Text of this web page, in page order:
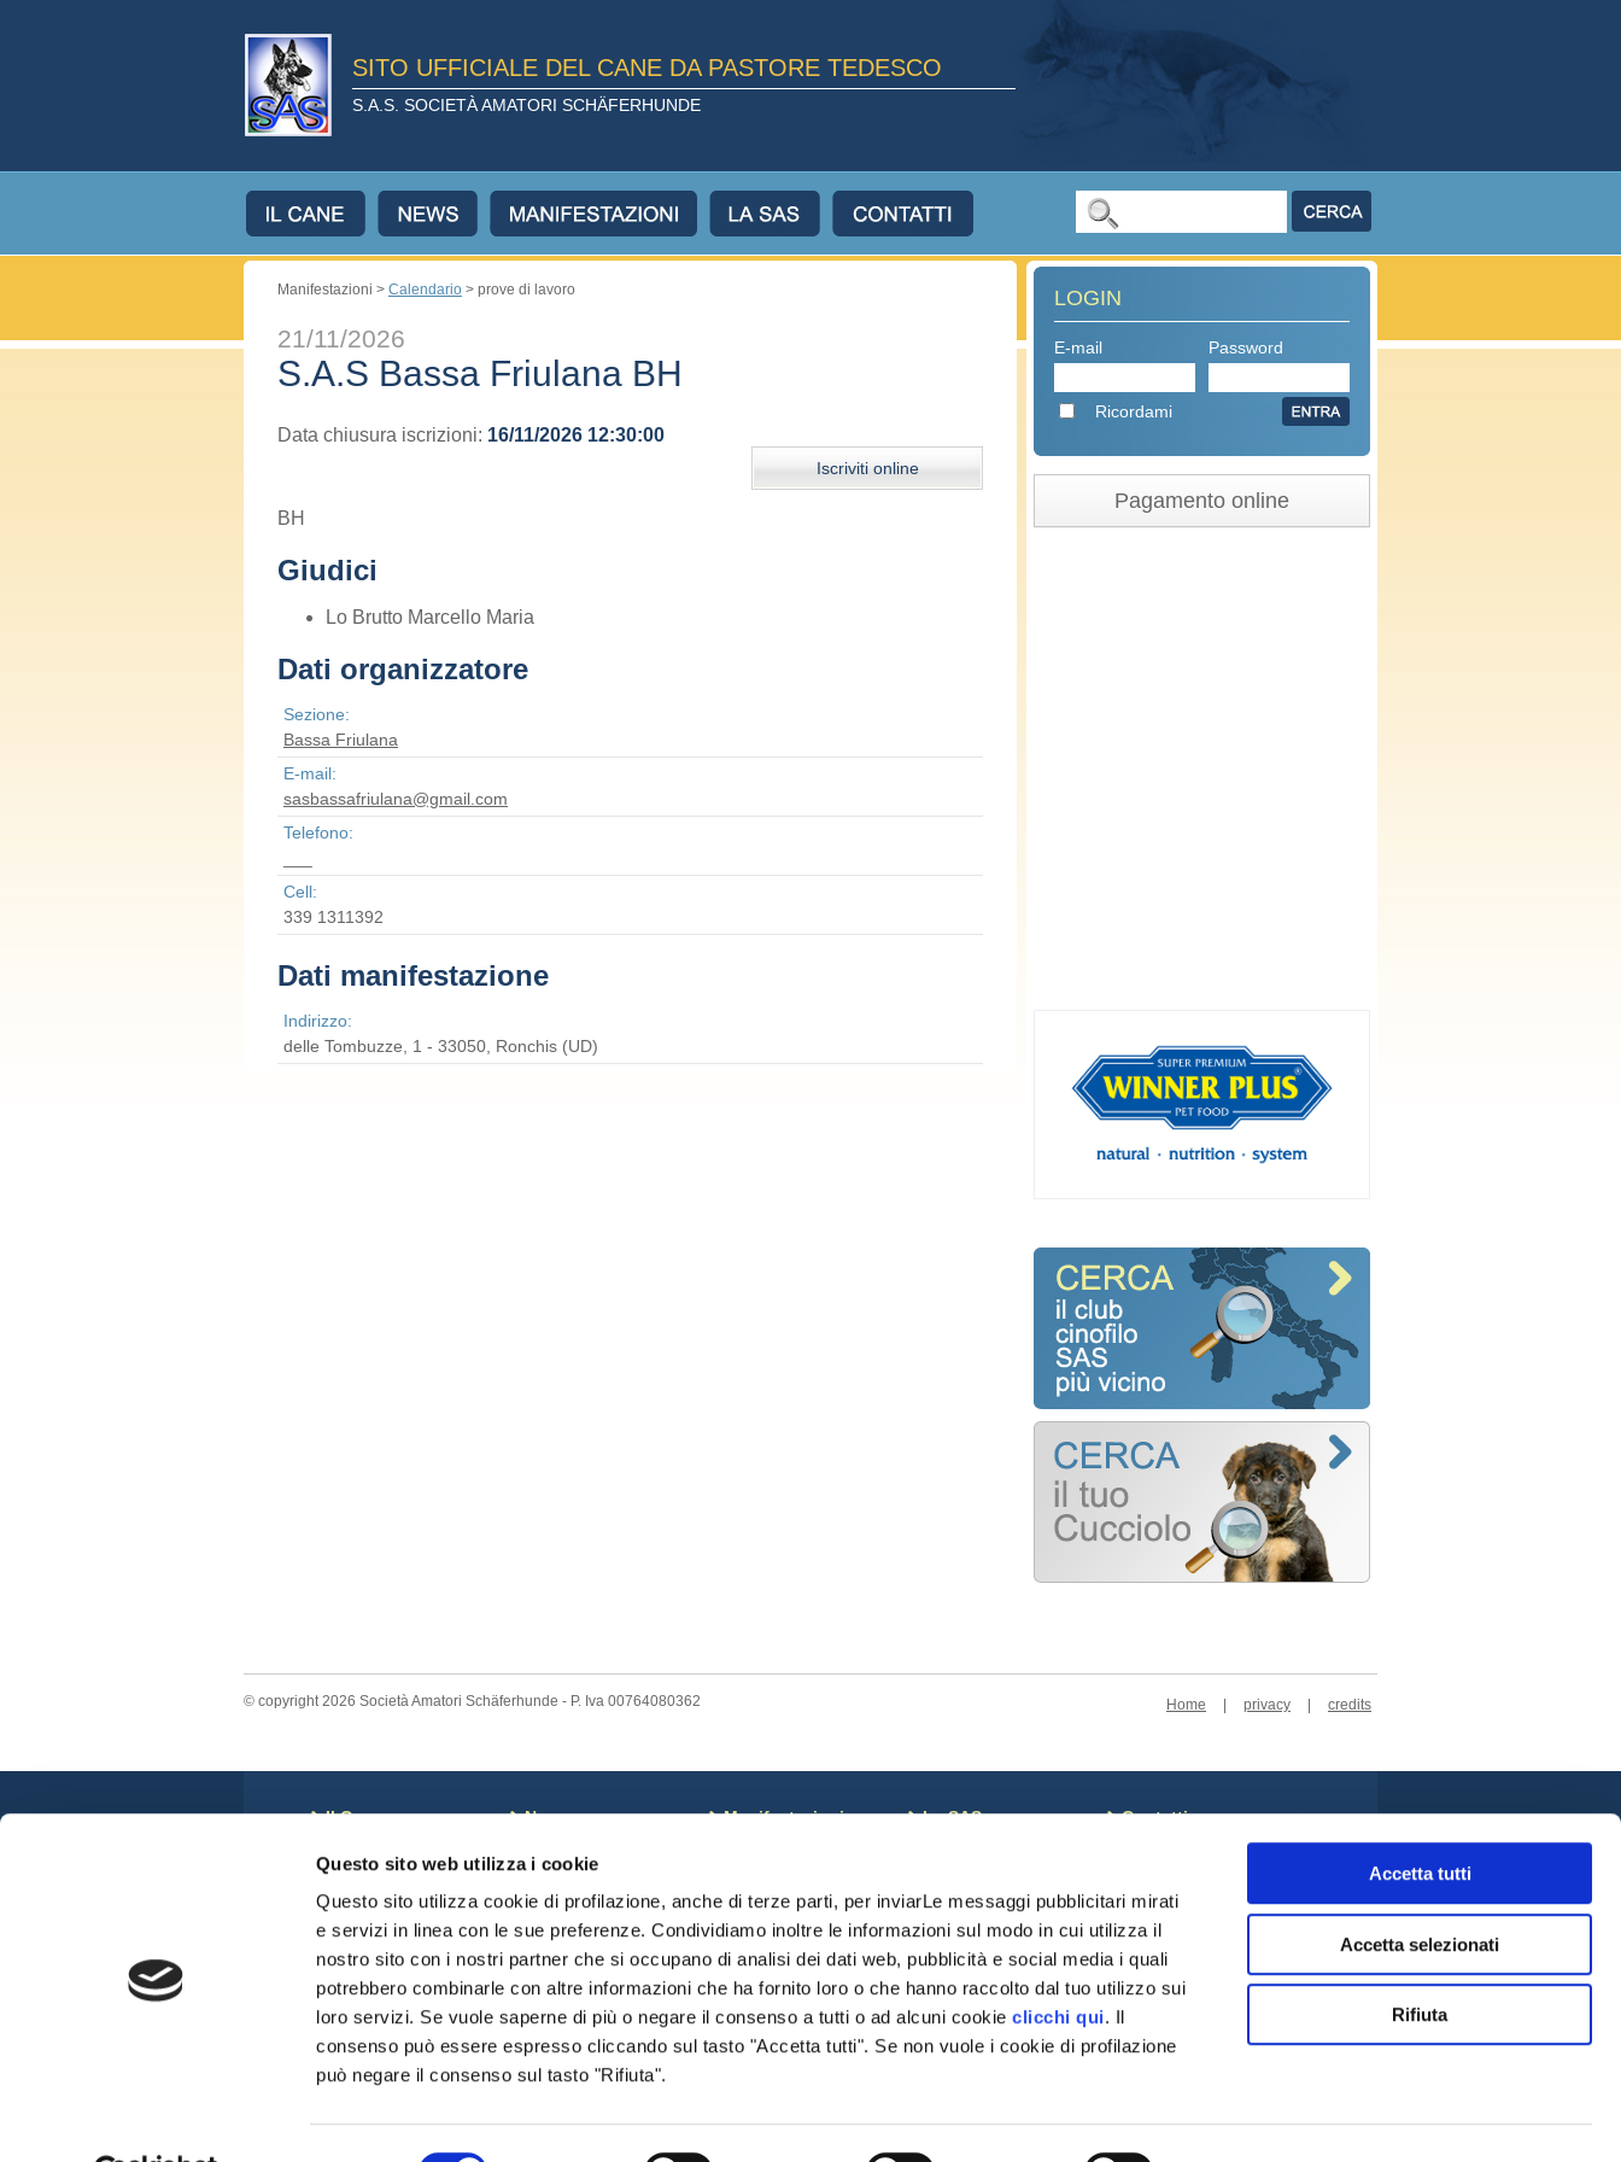
Questo sito web utilizza i cookie
Questo sito utilizza cookie di profilazione, anche di terze parti, per inviarLe messaggi pubblicitari mirati
e servizi in linea con le sue preferenze. Condividiamo inoltre le informazioni sul modo in cui utilizza il
nostro sito con i nostri partner che si occupano di analisi dei dati web, pubblicità e social media i quali
potrebbero combinarle con altre informazioni che ha fornito loro o che hanno raccolto dal tuo utilizzo sui
loro servizi. Se vuole saperne di più o negare il consenso a tutti o ad alcuni cookieclicchi qui. Il
consenso può essere espresso cliccando sul tasto "Accetta tutti". Se non vuole i cookie di profilazione
può negare il consenso sul tasto "Rifiuta".
Accetta tutti
Accetta selezionati
Rifiuta
SITO UFFICIALE DEL CANE DA PASTORE TEDESCO
S.A.S. SOCIETÀ AMATORI SCHÄFERHUNDE
Manifestazioni > Calendario > prove di lavoro
21/11/2026
S.A.S Bassa Friulana BH
Data chiusura iscrizioni: 16/11/2026 12:30:00
Iscriviti online
BH
Giudici
Lo Brutto Marcello Maria
Dati organizzatore
Sezione:
Bassa Friulana
E-mail:
sasbassafriulana@gmail.com
Telefono:
Cell:
339 1311392
Dati manifestazione
Indirizzo:
delle Tombuzze, 1 - 33050, Ronchis (UD)
LOGIN
E-mail Password
Ricordami
Pagamento online
© copyright 2026 Società Amatori Schäferhunde - P. Iva 00764080362 Home privacy credits
Il Cane
Anatomia del Cane
Standard di Razza
Cuccioli Disponibili
News
Notizie dal Mondo
Soci sospesi
Comunicazioni monte
Manifestazioni
Risultati Campionati
Risultati Manifestazioni
Date importanti
Modulistica
La SAS
Statuto SAS
Cariche Sociali
Organismi
Modulistica
Contatti
Privacy Policy
Rivedi le tue scelte sui
cookie
Credits
Social